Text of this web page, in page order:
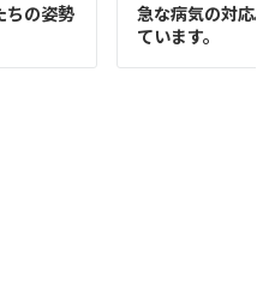
ちの姿勢
急な病気の対応
ています。